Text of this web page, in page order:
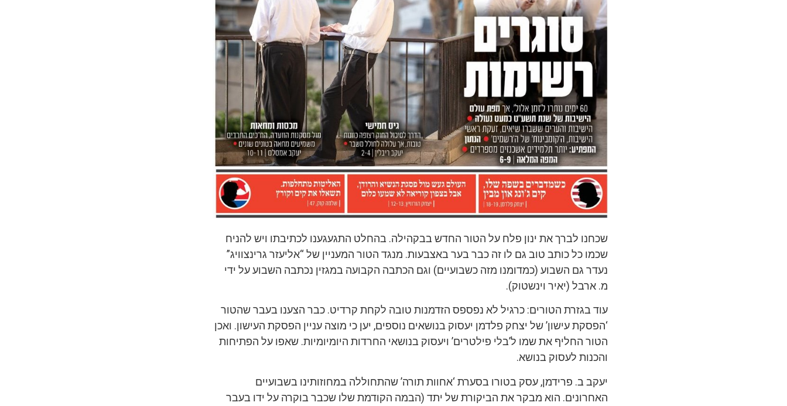
שכחנו לברך את ינון פלח על הטור החדש בבקהילה. בהחלט התגעגענו לכתיבתו ויש להניח
שכמו כל כותב טוב גם לו זה כבר בער באצבעות. מנגד הטור המעניין של “אליעזר גרינצוויג”
נעדר גם השבוע (כמדומנו מזה כשבועיים) וגם הכתבה הקבועה במגזין נכתבה השבוע על ידי
מ. ארבל (יאיר וינשטוק).
עוד בגזרת הטורים: כרגיל לא נפספס הזדמנות טובה לקחת קרדיט. כבר הצענו בעבר שהטור
‘הפסקת עישון’ של יצחק פלדמן יעסוק בנושאים נוספים, יען כי מוצה עניין הפסקת העישון. ואכן
הטור החליף את שמו ל’בלי פילטרים’ ויעסוק בנושאי החרדות היומיומיות. שאפו על הפתיחות
והכנות לעסוק בנושא.
יעקב ב. פרידמן, עסק בטורו בסערת ‘אחוות תורה’ שהתחוללה במחוזותינו בשבועיים
האחרונים. הוא מבקר את הביקורת של יתד (הבמה הקודמת שלו שכבר בוקרה על ידו בעבר